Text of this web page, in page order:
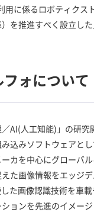
用に係るロボティクス
を推進すべく設立した
ォについて
AI(人工知能)」の研究
込みソフトウェアと
カを中心にグローバ
た画像情報をエッジ
た画像認識技術を車
ョンを先進のイメー